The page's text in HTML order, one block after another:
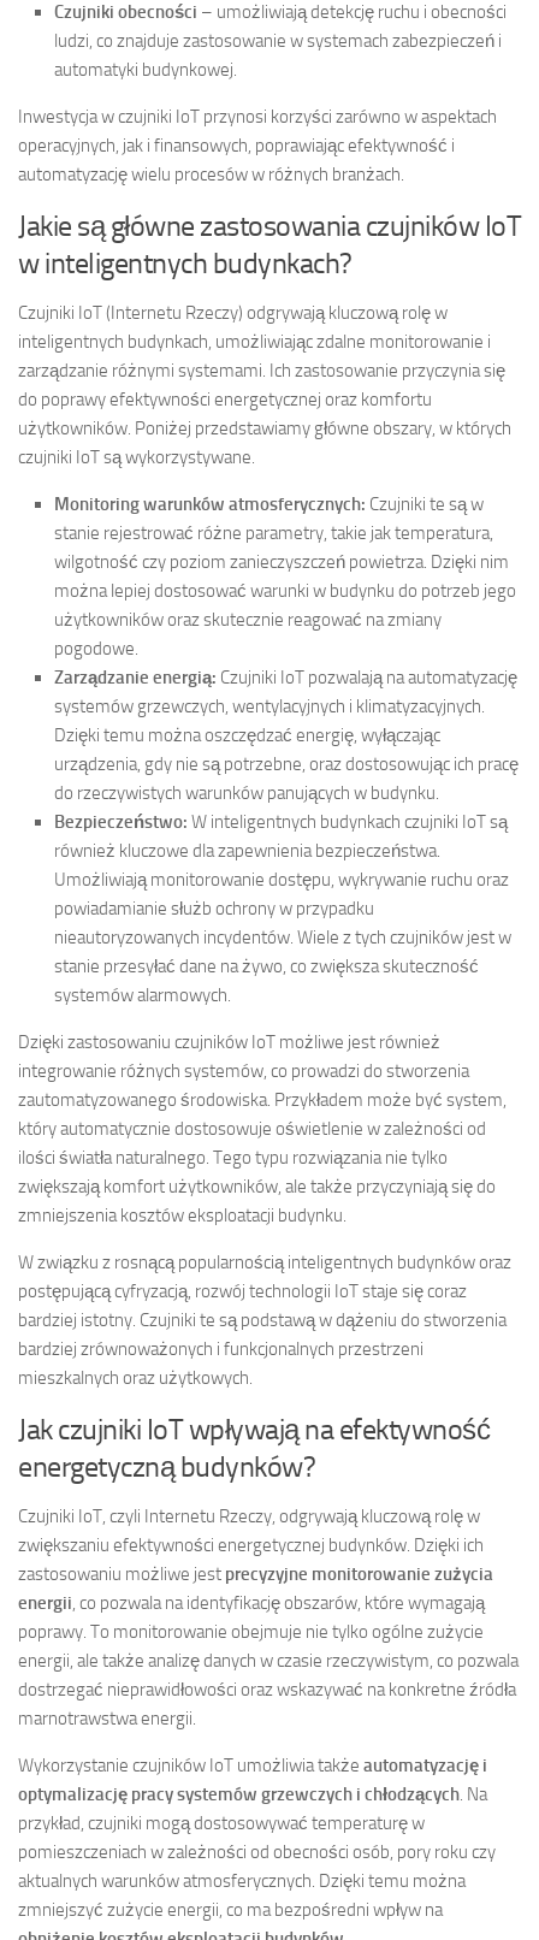
Czujniki obecności – umożliwiają detekcję ruchu i obecności
ludzi, co znajduje zastosowanie w systemach zabezpieczeń i
automatyki budynkowej.
Inwestycja w czujniki IoT przynosi korzyści zarówno w aspektach
operacyjnych, jak i finansowych, poprawiając efektywność i
automatyzację wielu procesów w różnych branżach.
Jakie są główne zastosowania czujników IoT
w inteligentnych budynkach?
Czujniki IoT (Internetu Rzeczy) odgrywają kluczową rolę w
inteligentnych budynkach, umożliwiając zdalne monitorowanie i
zarządzanie różnymi systemami. Ich zastosowanie przyczynia się
do poprawy efektywności energetycznej oraz komfortu
użytkowników. Poniżej przedstawiamy główne obszary, w których
czujniki IoT są wykorzystywane.
Monitoring warunków atmosferycznych: Czujniki te są w
stanie rejestrować różne parametry, takie jak temperatura,
wilgotność czy poziom zanieczyszczeń powietrza. Dzięki nim
można lepiej dostosować warunki w budynku do potrzeb jego
użytkowników oraz skutecznie reagować na zmiany
pogodowe.
Zarządzanie energią: Czujniki IoT pozwalają na automatyzację
systemów grzewczych, wentylacyjnych i klimatyzacyjnych.
Dzięki temu można oszczędzać energię, wyłączając
urządzenia, gdy nie są potrzebne, oraz dostosowując ich pracę
do rzeczywistych warunków panujących w budynku.
Bezpieczeństwo: W inteligentnych budynkach czujniki IoT są
również kluczowe dla zapewnienia bezpieczeństwa.
Umożliwiają monitorowanie dostępu, wykrywanie ruchu oraz
powiadamianie służb ochrony w przypadku
nieautoryzowanych incydentów. Wiele z tych czujników jest w
stanie przesyłać dane na żywo, co zwiększa skuteczność
systemów alarmowych.
Dzięki zastosowaniu czujników IoT możliwe jest również
integrowanie różnych systemów, co prowadzi do stworzenia
zautomatyzowanego środowiska. Przykładem może być system,
który automatycznie dostosowuje oświetlenie w zależności od
ilości światła naturalnego. Tego typu rozwiązania nie tylko
zwiększają komfort użytkowników, ale także przyczyniają się do
zmniejszenia kosztów eksploatacji budynku.
W związku z rosnącą popularnością inteligentnych budynków oraz
postępującą cyfryzacją, rozwój technologii IoT staje się coraz
bardziej istotny. Czujniki te są podstawą w dążeniu do stworzenia
bardziej zrównoważonych i funkcjonalnych przestrzeni
mieszkalnych oraz użytkowych.
Jak czujniki IoT wpływają na efektywność
energetyczną budynków?
Czujniki IoT, czyli Internetu Rzeczy, odgrywają kluczową rolę w
zwiększaniu efektywności energetycznej budynków. Dzięki ich
zastosowaniu możliwe jest precyzyjne monitorowanie zużycia
energii, co pozwala na identyfikację obszarów, które wymagają
poprawy. To monitorowanie obejmuje nie tylko ogólne zużycie
energii, ale także analizę danych w czasie rzeczywistym, co pozwala
dostrzegać nieprawidłowości oraz wskazywać na konkretne źródła
marnotrawstwa energii.
Wykorzystanie czujników IoT umożliwia także automatyzację i
optymalizację pracy systemów grzewczych i chłodzących. Na
przykład, czujniki mogą dostosowywać temperaturę w
pomieszczeniach w zależności od obecności osób, pory roku czy
aktualnych warunków atmosferycznych. Dzięki temu można
zmniejszyć zużycie energii, co ma bezpośredni wpływ na